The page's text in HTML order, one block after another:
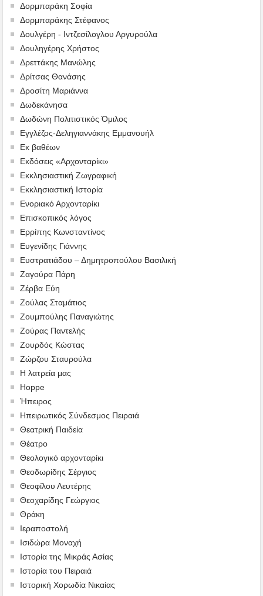
Δορμπαράκη Σοφία
Δορμπαράκης Στέφανος
Δουλγέρη - Ιντζεσίλογλου Αργυρούλα
Δουληγέρης Χρήστος
Δρεττάκης Μανώλης
Δρίτσας Θανάσης
Δροσίτη Μαριάννα
Δωδεκάνησα
Δωδώνη Πολιτιστικός Όμιλος
Εγγλέζος-Δεληγιαννάκης Εμμανουήλ
Εκ βαθέων
Εκδόσεις «Αρχονταρίκι»
Εκκλησιαστική Ζωγραφική
Εκκλησιαστική Ιστορία
Ενοριακό Αρχονταρίκι
Επισκοπικός λόγος
Ερρίπης Κωνσταντίνος
Ευγενίδης Γιάννης
Ευστρατιάδου – Δημητροπούλου Βασιλική
Ζαγούρα Πάρη
Ζέρβα Εύη
Ζούλας Σταμάτιος
Ζουμπούλης Παναγιώτης
Ζούρας Παντελής
Ζουρδός Κώστας
Ζώρζου Σταυρούλα
Η λατρεία μας
Hoppe
Ήπειρος
Ηπειρωτικός Σύνδεσμος Πειραιά
Θεατρική Παιδεία
Θέατρο
Θεολογικό αρχονταρίκι
Θεοδωρίδης Σέργιος
Θεοφίλου Λευτέρης
Θεοχαρίδης Γεώργιος
Θράκη
Ιεραποστολή
Ισιδώρα Μοναχή
Ιστορία της Μικράς Ασίας
Ιστορία του Πειραιά
Ιστορική Χορωδία Νικαίας